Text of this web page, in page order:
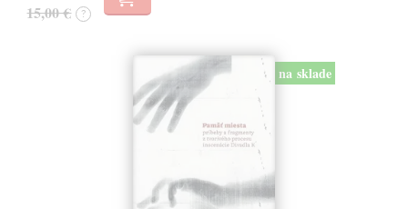
15,00 € ?
na sklade